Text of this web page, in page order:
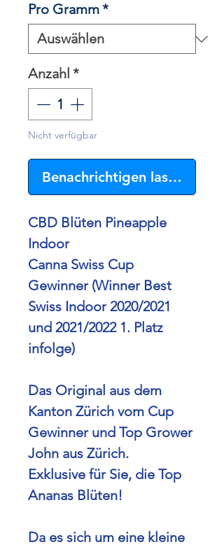
Pro Gramm*
Anzahl *
Nicht verfügbar
Benachrichtigen lassen
CBD Blüten Pineapple
Indoor
Canna Swiss Cup
Gewinner (Winner Best
Swiss Indoor 2020/2021
und 2021/2022 1. Platz
infolge)
Das Original aus dem
Kanton Zürich vom Cup
Gewinner und Top Grower
John aus Zürich.
Exklusive für Sie, die Top
Ananas Blüten!
Da es sich um eine kleine